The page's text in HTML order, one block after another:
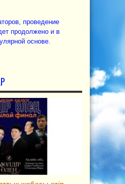
проведение
продолжено и в
основе.